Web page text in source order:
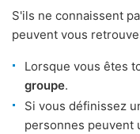
S'ils ne connaissent
peuvent vous
Lorsque vous êtes
groupe.
Si vous définissez
personnes peuvent